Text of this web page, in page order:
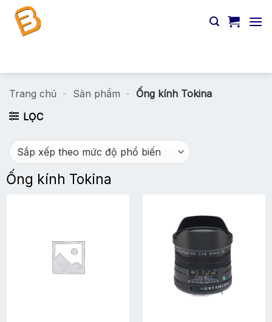
Chuyển
đến
Trang chủ - Sản phẩm - Ống kính Tokina
LỌC
Ống kính Tokina